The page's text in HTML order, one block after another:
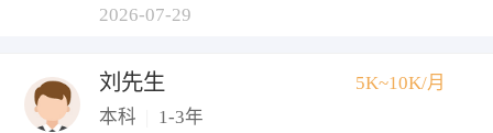
2026-07-29
刘先生
5K~10K/月
本科
1-3年